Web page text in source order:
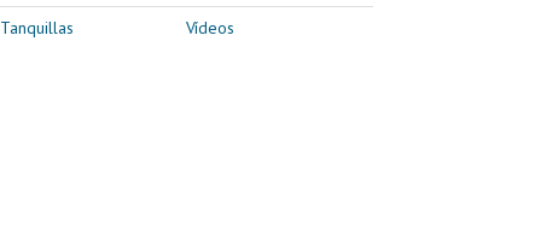
Tanquillas
Vídeos